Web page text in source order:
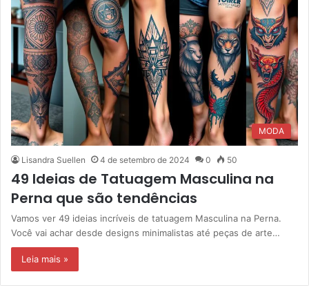
MODA
Lisandra Suellen 4 de setembro de 2024 0 50
49 Ideias de Tatuagem Masculina na
Perna que são tendências
Vamos ver 49 ideias incríveis de tatuagem Masculina na Perna.
Você vai achar desde designs minimalistas até peças de arte…
Leia mais »